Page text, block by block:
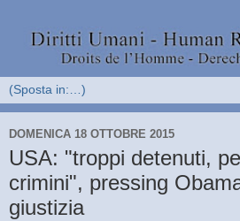
DOMENICA 18 OTTOBRE 2015
USA: "troppi detenuti,
crimini", pressing
giustizia